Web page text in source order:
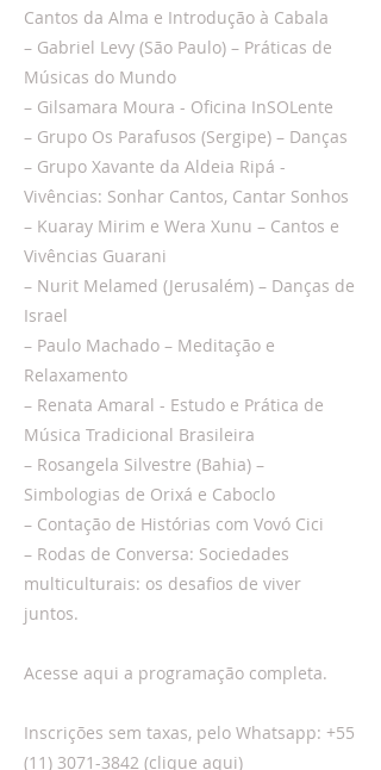
Cantos da Alma e Introdução à Cabala
– Gabriel Levy (São Paulo) – Práticas de
Músicas do Mundo
– Gilsamara Moura - Oficina InSOLente
– Grupo Os Parafusos (Sergipe) – Danças
– Grupo Xavante da Aldeia Ripá -
Vivências: Sonhar Cantos, Cantar Sonhos
– Kuaray Mirim e Wera Xunu – Cantos e
Vivências Guarani
– Nurit Melamed (Jerusalém) – Danças de
Israel
– Paulo Machado – Meditação e
Relaxamento
– Renata Amaral - Estudo e Prática de
Música Tradicional Brasileira
– Rosangela Silvestre (Bahia) –
Simbologias de Orixá e Caboclo
– Contação de Histórias com Vovó Cici
– Rodas de Conversa: Sociedades
multiculturais: os desafios de viver
juntos.
Acesse aqui a programação completa.
Inscrições sem taxas, pelo Whatsapp: +55
(11) 3071-3842 (clique aqui)